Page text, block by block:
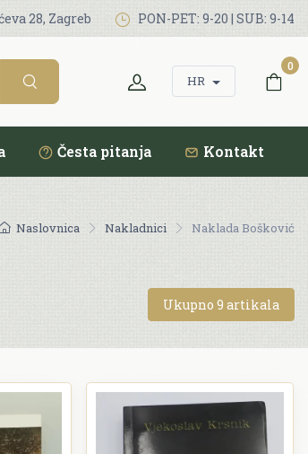
28, Zagreb PON-PET: 9-20 | SUB: 9-14
HR
0
Česta pitanja Kontakt
Naslovnica Nakladnici Naklada Bošković
Ukupno 9 artikala